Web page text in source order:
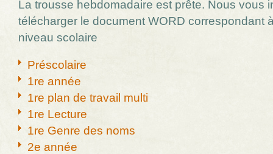
La trousse hebdomadaire est prête. Nous vous
télécharger le document WORD correspondant
niveau scolaire
Préscolaire
1re année
1re plan de travail multi
1re Lecture
1re Genre des noms
2e année